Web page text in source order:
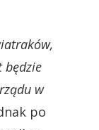
będzie
w
po